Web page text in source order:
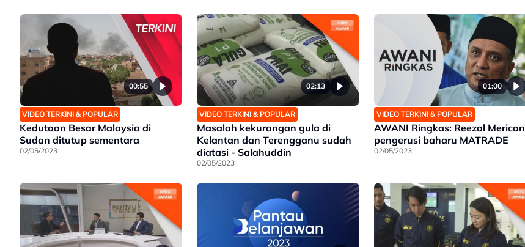
00:55
VIDEO TERKINI & POPULAR
Kedutaan Besar Malaysia di
Sudan ditutup sementara
02/05/2023
02:13
VIDEO TERKINI & POPULAR
Masalah kekurangan gula di
Kelantan dan Terengganu sudah
diatasi - Salahuddin
02/05/2023
01:00
VIDEO TERKINI & POPULAR
AWANI Ringkas: Reezal Merican
pengerusi baharu MATRADE
02/05/2023